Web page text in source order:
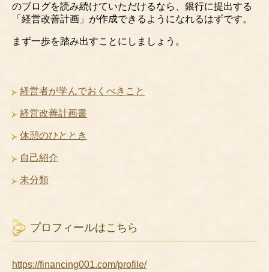
のブログを読み続けていただけるなら、銀行に提出する
「経営改善計画」が作成できるようになれるはずです。
まず一歩を踏み出すことにしましょう。
経営者が学んでおくべきこと
経営改善計画書
休憩のひととき
自己紹介
未分類
プロフィールはこちら
https://financing001.com/profile/